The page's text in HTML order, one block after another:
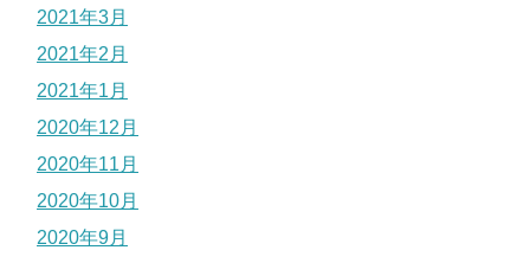
2021年3月
2021年2月
2021年1月
2020年12月
2020年11月
2020年10月
2020年9月